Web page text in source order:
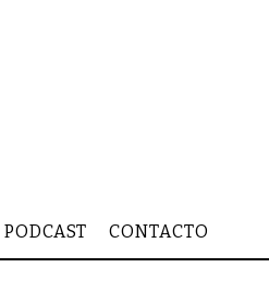
PODCAST CONTACTO